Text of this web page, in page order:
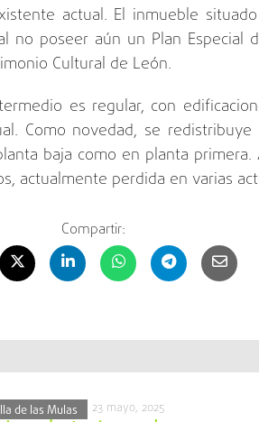
actual. El inmueble
poseer aún un Plan Especial
Cultural de León.
es regular, con
Como novedad, se
baja como en planta
actualmente perdida en varias
Compartir:
de las Mulas 23 mayo, 2025